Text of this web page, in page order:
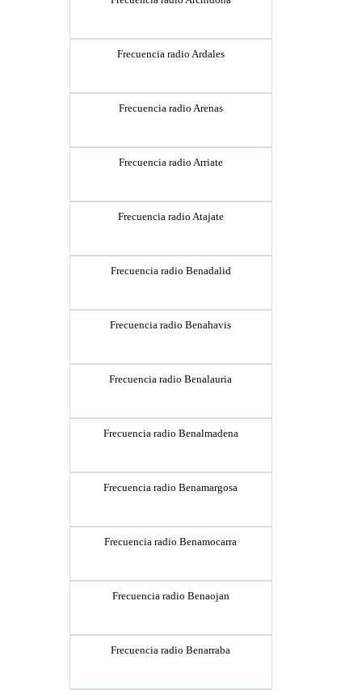
Frecuencia radio Ardales
Frecuencia radio Arenas
Frecuencia radio Arriate
Frecuencia radio Atajate
Frecuencia radio Benadalid
Frecuencia radio Benahavis
Frecuencia radio Benalauria
Frecuencia radio Benalmadena
Frecuencia radio Benamargosa
Frecuencia radio Benamocarra
Frecuencia radio Benaojan
Frecuencia radio Benarraba